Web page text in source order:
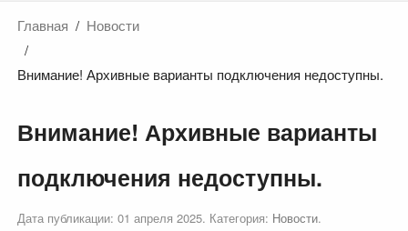
Главная Новости
Внимание! Архивные варианты подключения недоступны.
Внимание! Архивные варианты
подключения недоступны.
Дата публикации: 01 апреля 2025. Категория: Новости.